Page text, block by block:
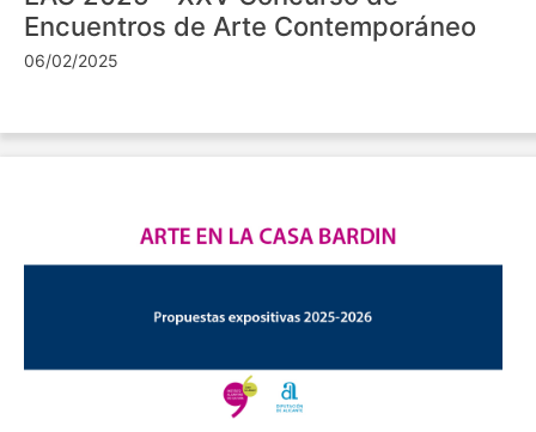
Encuentros de Arte Contemporáneo
06/02/2025